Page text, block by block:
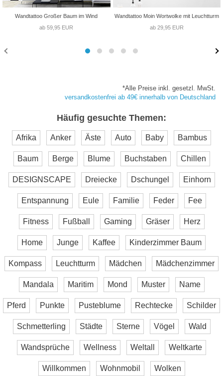
Wandtattoo Großer Baum im Wind
ab 59,95 EUR
Wandtattoo Moin Wortwolke mit Leuchtturm
ab 29,95 EUR
*Alle Preise inkl. gesetzl. MwSt.
versandkostenfrei ab 49€ innerhalb von Deutschland
Häufig gesuchte Themen:
Afrika Anker Äste Auto Baby Bambus
Baum Berge Blume Buchstaben Chillen
DESIGNSCAPE Dreiecke Dschungel Einhorn
Entspannung Eule Familie Feder Fee
Fitness Fußball Gaming Gräser Herz
Home Junge Kaffee Kinderzimmer Baum
Kompass Leuchtturm Mädchen Mädchenzimmer
Mandala Maritim Mond Muster Name
Pferd Punkte Pusteblume Rechtecke Schilder
Schmetterling Städte Sterne Vögel Wald
Wandsprüche Wellness Weltall Weltkarte
Willkommen Wohnmobil Wolken